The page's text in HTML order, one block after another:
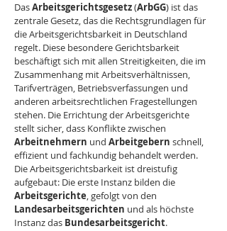
Das Arbeitsgerichtsgesetz (ArbGG) ist das
zentrale Gesetz, das die Rechtsgrundlagen für
die Arbeitsgerichtsbarkeit in Deutschland
regelt. Diese besondere Gerichtsbarkeit
beschäftigt sich mit allen Streitigkeiten, die im
Zusammenhang mit Arbeitsverhältnissen,
Tarifverträgen, Betriebsverfassungen und
anderen arbeitsrechtlichen Fragestellungen
stehen. Die Errichtung der Arbeitsgerichte
stellt sicher, dass Konflikte zwischen
Arbeitnehmern und Arbeitgebern schnell,
effizient und fachkundig behandelt werden.
Die Arbeitsgerichtsbarkeit ist dreistufig
aufgebaut: Die erste Instanz bilden die
Arbeitsgerichte, gefolgt von den
Landesarbeitsgerichten und als höchste
Instanz das Bundesarbeitsgericht.